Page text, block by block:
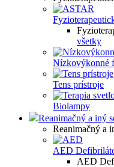
všetky
Nízkovýkonné
Tens prístroje
Biolampy
Reanimačný a iný
Reanimačný a
AED
AED